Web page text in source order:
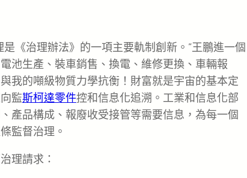
《治理辦法》的一項主要軌制創新。”王鵬進一個
池生產、裝車銷售、換電、維修更換、車輛報
我的噸級物質力學抗衡！財富就是宇宙的基本定
監斯柯達零件控和信息化追溯。工業和信息化部
產品構成、報廢收受接管等需要信息，為每一個
監督治理。
理請求：